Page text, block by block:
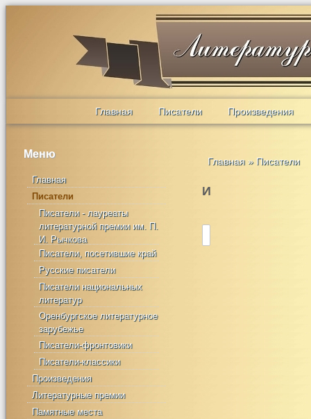
Главная Писатели Произведения
Меню
Главная
Писатели
Писатели - лауреаты
литературной премии им. П.
И. Рычкова
Писатели, посетившие край
Русские писатели
Писатели национальных
литератур
Оренбургское литературное
зарубежье
Писатели-фронтовики
Писатели-классики
Произведения
Литературные премии
Памятные места
Главная » Писатели
И